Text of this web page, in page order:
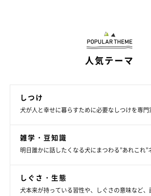
中～大型犬は5～7才頃をピーク
下に転じていく
人気テーマ
しつけ
犬が人と幸せに暮らすために必要なしつけを専門
雑学・豆知識
明日誰かに話したくなる犬にまつわる”あれこれ”
しぐさ・生態
犬本来が持っている習性や、しぐさの意味など